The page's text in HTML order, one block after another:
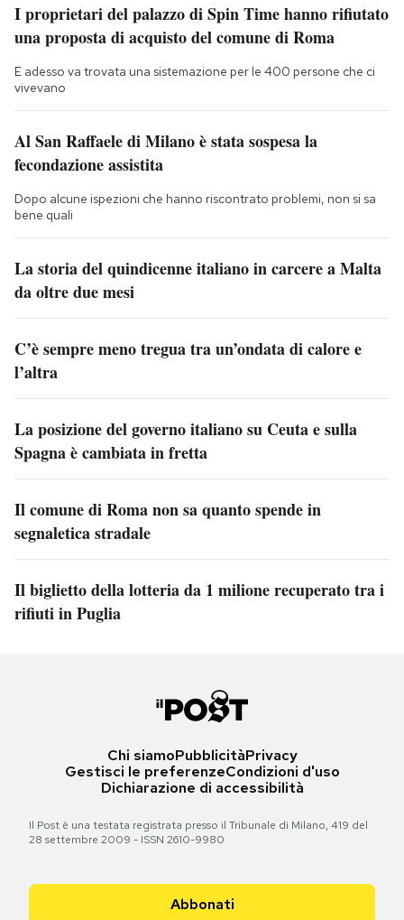
I proprietari del palazzo di Spin Time hanno rifiutato
una proposta di acquisto del comune di Roma
E adesso va trovata una sistemazione per le 400 persone che ci
vivevano
Al San Raffaele di Milano è stata sospesa la
fecondazione assistita
Dopo alcune ispezioni che hanno riscontrato problemi, non si sa
bene quali
La storia del quindicenne italiano in carcere a Malta
da oltre due mesi
C’è sempre meno tregua tra un’ondata di calore e
l’altra
La posizione del governo italiano su Ceuta e sulla
Spagna è cambiata in fretta
Il comune di Roma non sa quanto spende in
segnaletica stradale
Il biglietto della lotteria da 1 milione recuperato tra i
rifiuti in Puglia
Chi siamoPubblicitàPrivacy
Gestisci le preferenzeCondizioni d'uso
Dichiarazione di accessibilità
Il Post è una testata registrata presso il Tribunale di Milano, 419 del
28 settembre 2009 - ISSN 2610-9980
Abbonati